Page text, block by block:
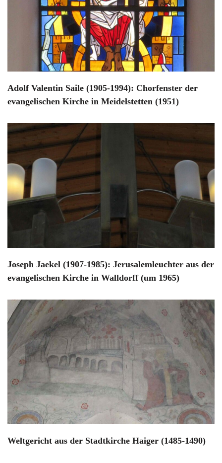
Adolf Valentin Saile (1905-1994): Chorfenster der
evangelischen Kirche in Meidelstetten (1951)
Joseph Jaekel (1907-1985): Jerusalemleuchter aus der
evangelischen Kirche in Walldorff (um 1965)
Weltgericht aus der Stadtkirche Haiger (1485-1490)